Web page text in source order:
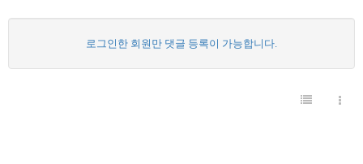
로그인한 회원만 댓글 등록이 가능합니다.